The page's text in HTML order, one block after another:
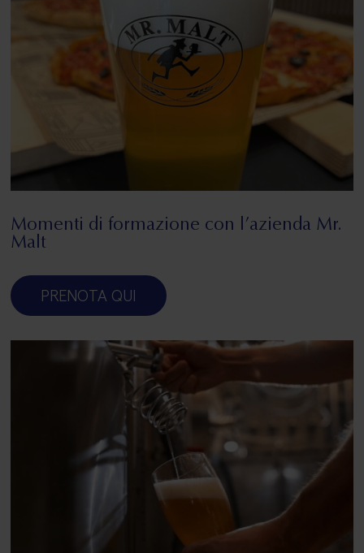
Momenti di formazione con l’azienda Mr.
Malt
PRENOTA QUI